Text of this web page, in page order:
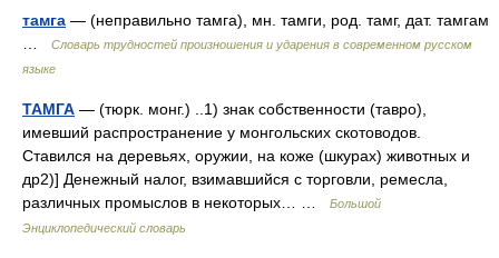
тамга — (неправильно тамга), мн. тамги, род. тамг, дат. тамгам
Словарь трудностей произношения и ударения в современном русском
языке
ТАМГА — (тюрк. монг.) ..1) знак собственности (тавро),
имевший распространение у монгольских скотоводов.
Ставился на деревьях, оружии, на коже (шкурах) животных и
др2)] Денежный налог, взимавшийся с торговли, ремесла,
различных промыслов в некоторых… …
Большой
Энциклопедический словарь